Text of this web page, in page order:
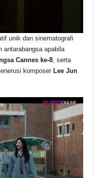
unik dan sinematografi
antarabangsa apabila
Cannes ke-8 , serta
komposer Lee Jun